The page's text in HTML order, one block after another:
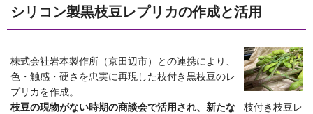
シリコン製黒枝豆レプリカの作成と活用
株式会社岩本製作所（京田辺市）との連携により、
色・触感・硬さを忠実に再現した枝付き黒枝豆のレ
プリカを作成。
枝豆の現物がない時期の商談会で活用され、新たな
枝付き枝豆レ